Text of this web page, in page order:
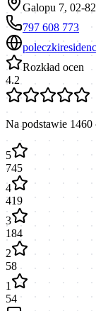
Galopu 7, 02-
797 608 773
Rozkład ocen
4.2
Na podstawie 1460
5
745
4
419
3
184
2
58
1
54